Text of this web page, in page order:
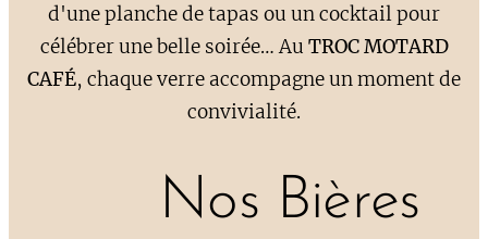
d'une planche de tapas ou un cocktail pour
célébrer une belle soirée… Au TROC MOTARD
CAFÉ, chaque verre accompagne un moment de
convivialité.
🍺 Nos Bières